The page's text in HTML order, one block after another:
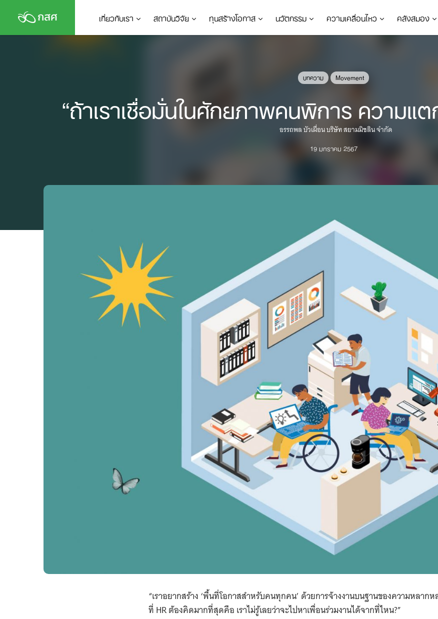
content
เกี่ยวกับเรา สถาบันวิจัย ทุนสร้างโอกาส นวัตกรรม ความเคลื่อนไหว คลังสมอง
บทความ Movement
“ถ้าเราเชื่อมั่นในศักยภาพคนพิการ ความแ
อรรถพล บัวเผื่อน บริษัท สยามมิชลิน จำกัด
19 มกราคม 2567
“เราอยากสร้าง ‘พื้นที่โอกาสสำหรับคนทุกคน’ ด้วยการจ้างงานบนฐานของความหลาก
ที่ HR ต้องคิดมากที่สุดคือ เราไม่รู้เลยว่าจะไปหาเพื่อนร่วมงานได้จากที่ไหน?”